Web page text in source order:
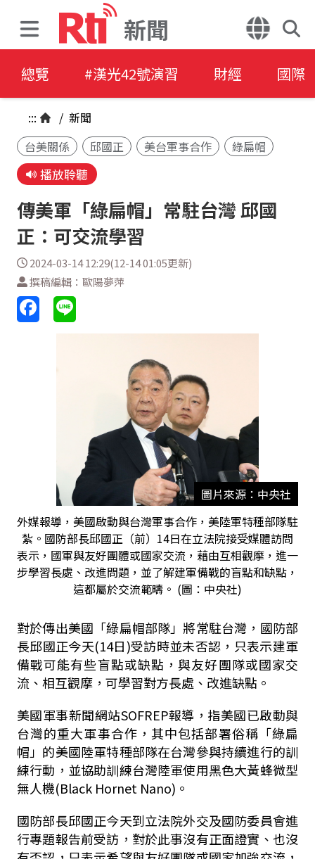
新聞
總覽 #漢光42號演習 財經 國際
::: / 新聞
台美關係
邱國正 美台軍事合作 綠扁帽
播放聆聽
傳美軍「綠扁帽」常駐台灣 邱國
正：可交流學習
2024-03-14 12:29(12-14 01:05更新)
撰稿編輯：歐陽夢萍
圖片來源：中央社
外媒報導，美國啟動與台灣軍事合作，美陸軍特種部隊駐
紮。國防部長邱國正（前）14日在立法院接受媒體訪問
表示，國軍與友好團體或國家交流，藉由互相觀摩，進一
步學習長處、改進問題，並了解建軍備戰的盲點和缺點，
這都屬於交流範疇。 (圖：中央社)
對於傳出美國「綠扁帽部隊」將常駐台灣，國防部
長邱國正今天(14日)受訪時並未否認，只表示建軍
備戰可能有些盲點或缺點，與友好團隊或國家交
流、相互觀摩，可學習對方長處、改進缺點。
美國軍事新聞網站SOFREP報導，指美國已啟動與
台灣的重大軍事合作，其中包括部署俗稱「綠扁
帽」的美國陸軍特種部隊在台灣參與持續進行的訓
練行動，並協助訓練台灣陸軍使用黑色大黃蜂微型
無人機(Black Hornet Nano)。
國防部長邱國正今天到立法院外交及國防委員會進
行專題報告前受訪，對於此事沒有正面證實、也沒